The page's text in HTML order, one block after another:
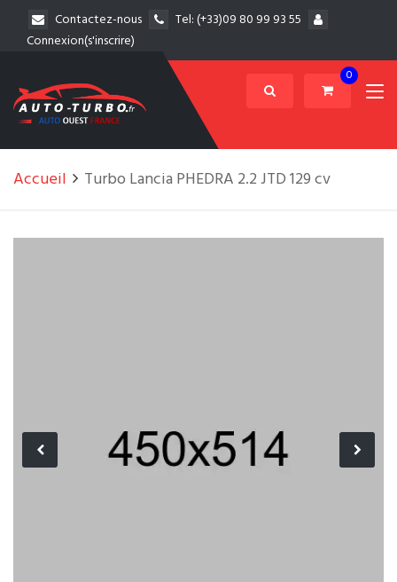
Contactez-nous Tel:(+33)09 80 99 93 55
Connexion(s'inscrire)
0
Accueil Turbo Lancia PHEDRA 2.2 JTD 129 cv